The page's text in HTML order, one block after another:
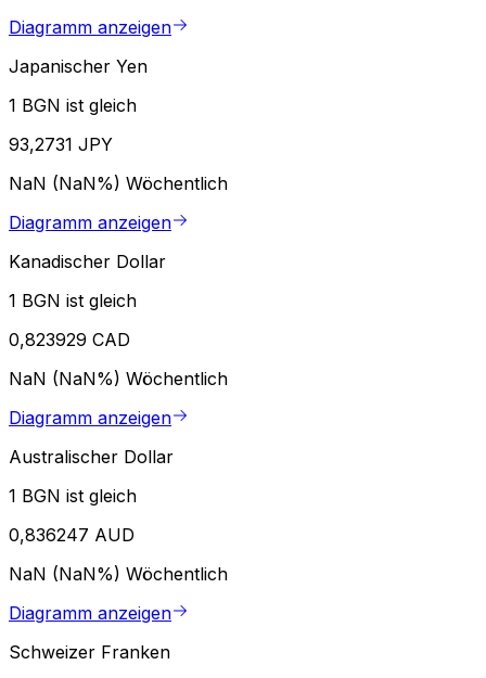
Diagramm anzeigen
Japanischer Yen
1 BGN ist gleich
93,2731 JPY
NaN (NaN%) Wöchentlich
Diagramm anzeigen
Kanadischer Dollar
1 BGN ist gleich
0,823929 CAD
NaN (NaN%) Wöchentlich
Diagramm anzeigen
Australischer Dollar
1 BGN ist gleich
0,836247 AUD
NaN (NaN%) Wöchentlich
Diagramm anzeigen
Schweizer Franken